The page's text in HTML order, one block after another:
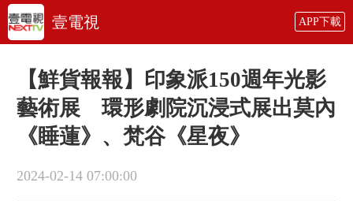
壹電視 APP下載
【鮮貨報報】印象派150週年光影
藝術展 環形劇院沉浸式展出莫內
《睡蓮》、梵谷《星夜》
2024-02-14 07:00:00